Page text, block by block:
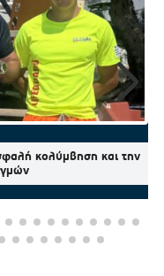
κολύμβηση και την